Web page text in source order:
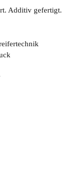
Additiv gefertigt.